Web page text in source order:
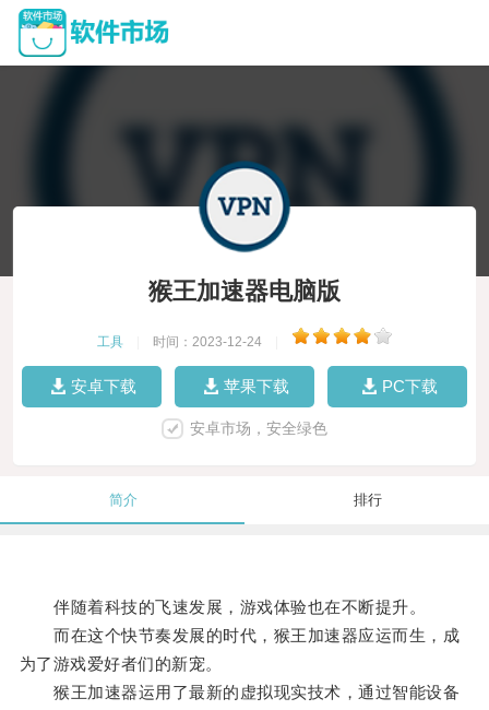
猴王加速器电脑版
工具 时间：2023-12-24
安卓下载 苹果下载 PC下载
安卓市场，安全绿色
简介 排行
伴随着科技的飞速发展，游戏体验也在不断提升。
而在这个快节奏发展的时代，猴王加速器应运而生，成
为了游戏爱好者们的新宠。
猴王加速器运用了最新的虚拟现实技术，通过智能设备